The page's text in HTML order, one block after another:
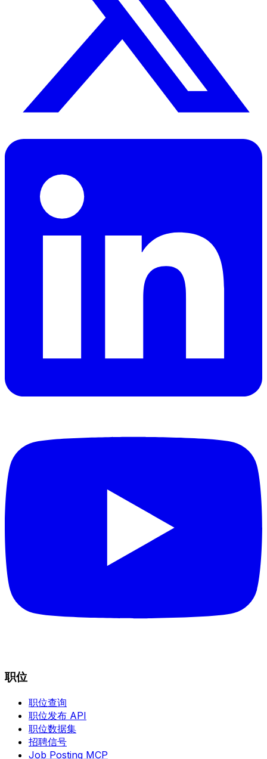
职位
职位查询
职位发布 API
职位数据集
招聘信号
Job Posting MCP